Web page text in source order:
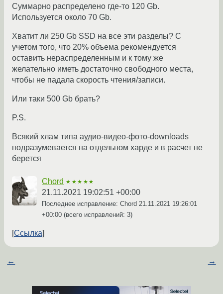
Суммарно распределено где-то 120 Gb.
Используется около 70 Gb.
Хватит ли 250 Gb SSD на все эти разделы? С
учетом того, что 20% объема рекомендуется
оставить нераспределенным и к тому же
желательно иметь достаточно свободного места,
чтобы не падала скорость чтения/записи.
Или таки 500 Gb брать?
P.S.
Всякий хлам типа аудио-видео-фото-downloads
подразумевается на отдельном харде и в расчет не
берется
Chord ★★★★★
21.11.2021 19:02:51 +00:00
Последнее исправление: Chord 21.11.2021 19:26:01
+00:00 (всего исправлений: 3)
Ссылка
← →